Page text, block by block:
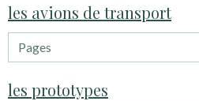
les avions de transport
les prototypes